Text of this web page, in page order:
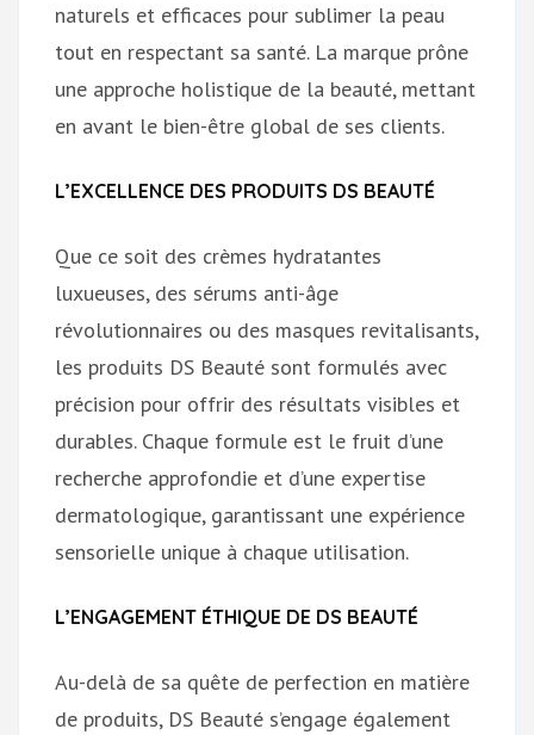
naturels et efficaces pour sublimer la peau
tout en respectant sa santé. La marque prône
une approche holistique de la beauté, mettant
en avant le bien-être global de ses clients.
L’EXCELLENCE DES PRODUITS DS BEAUTÉ
Que ce soit des crèmes hydratantes
luxueuses, des sérums anti-âge
révolutionnaires ou des masques revitalisants,
les produits DS Beauté sont formulés avec
précision pour offrir des résultats visibles et
durables. Chaque formule est le fruit d’une
recherche approfondie et d’une expertise
dermatologique, garantissant une expérience
sensorielle unique à chaque utilisation.
L’ENGAGEMENT ÉTHIQUE DE DS BEAUTÉ
Au-delà de sa quête de perfection en matière
de produits, DS Beauté s’engage également